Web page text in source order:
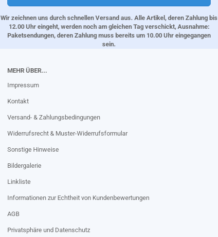
Wir zeichnen uns durch schnellen Versand aus. Alle Artikel, deren Zahlung bis
12.00 Uhr eingeht, werden noch am gleichen Tag verschickt, Ausnahme:
Paketsendungen, deren Zahlung muss bereits um 10.00 Uhr eingegangen
sein.
MEHR ÜBER...
Impressum
Kontakt
Versand- & Zahlungsbedingungen
Widerrufsrecht & Muster-Widerrufsformular
Sonstige Hinweise
Bildergalerie
Linkliste
Informationen zur Echtheit von Kundenbewertungen
AGB
Privatsphäre und Datenschutz